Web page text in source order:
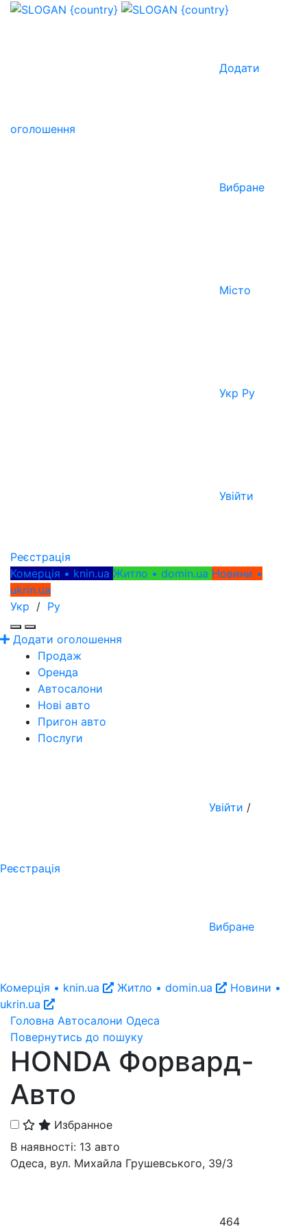
Додати
оголошення
Вибране
Місто
Укр Ру
Увійти
Реєстрація
Комерція • knin.ua Житло • domin.ua Новини •
ukrin.ua
Укр / Ру
Додати оголошення
Продаж
Оренда
Автосалони
Нові авто
Пригон авто
Послуги
Увійти /
Реєстрація
Вибране
Комерція • knin.ua Житло • domin.ua
Новини •
ukrin.ua
Головна Автосалони Одеса
Повернутись до пошуку
HONDA Форвард-
Авто
Избранное
В наявності: 13 авто
Одеса, вул. Михайла Грушевського, 39/3
464